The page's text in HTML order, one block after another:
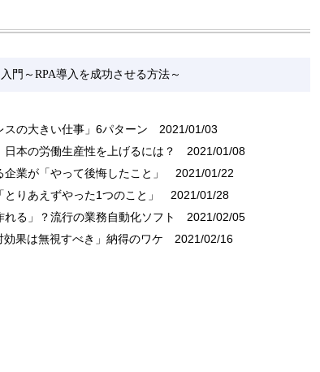
門～RPA導入を成功させる方法～
の大きい仕事」6パターン 2021/01/03
日本の労働生産性を上げるには？
2021/01/08
業が「やって後悔したこと」
2021/01/22
りあえずやった1つのこと」
2021/01/28
れる」？流行の業務自動化ソフト
2021/02/05
効果は無視すべき」納得のワケ 2021/02/16